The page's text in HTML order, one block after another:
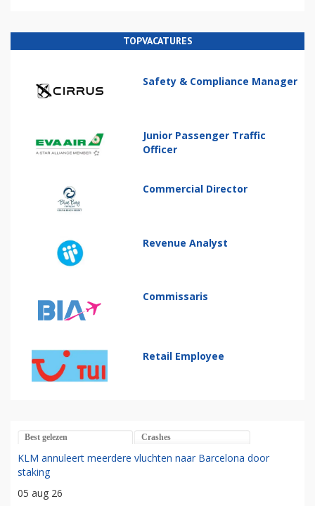
TOPVACATURES
Safety & Compliance Manager
Junior Passenger Traffic
Officer
Commercial Director
Revenue Analyst
Commissaris
Retail Employee
Best gelezen Crashes
KLM annuleert meerdere vluchten naar Barcelona door
staking
05 aug 26